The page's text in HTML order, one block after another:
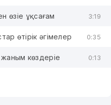
өзіңе ұқсағам 3:19
өтірік әңгімелер 0:35
көздеріңе 0:13